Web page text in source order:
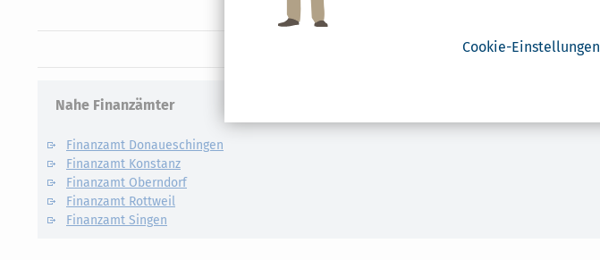
Cookie-Einstellungen
Nahe Finanzämter
Finanzamt Donaueschingen
Finanzamt Konstanz
Finanzamt Oberndorf
Finanzamt Rottweil
Finanzamt Singen